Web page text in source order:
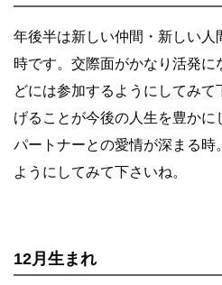
年後半は新しい仲間・新しい人
時です。交際面がかなり活発
どには参加するようにしてみ
げることが今後の人生を豊かに
パートナーとの愛情が深まる時
ようにしてみて下さいね。
12月生まれ